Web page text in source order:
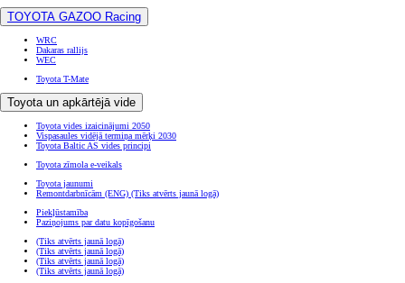
TOYOTA GAZOO Racing
WRC
Dakaras rallijs
WEC
Toyota T-Mate
Toyota un apkārtējā vide
Toyota vides izaicinājumi 2050
Vispasaules vidējā termiņa mērķi 2030
Toyota Baltic AS vides principi
Toyota zīmola e-veikals
Toyota jaunumi
Remontdarbnīcām (ENG) (Tiks atvērts jaunā logā)
Piekļūstamība
Paziņojums par datu kopīgošanu
(Tiks atvērts jaunā logā)
(Tiks atvērts jaunā logā)
(Tiks atvērts jaunā logā)
(Tiks atvērts jaunā logā)